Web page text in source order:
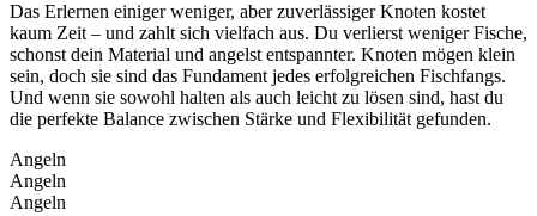
Das Erlernen einiger weniger, aber zuverlässiger Knoten kostet
kaum Zeit – und zahlt sich vielfach aus. Du verlierst weniger Fische,
schonst dein Material und angelst entspannter. Knoten mögen klein
sein, doch sie sind das Fundament jedes erfolgreichen Fischfangs.
Und wenn sie sowohl halten als auch leicht zu lösen sind, hast du
die perfekte Balance zwischen Stärke und Flexibilität gefunden.
Angeln
Angeln
Angeln